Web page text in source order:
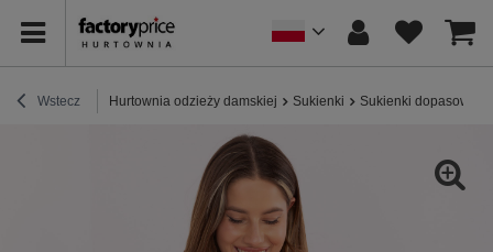
Wstecz Hurtownia odzieży damskiej Sukienki Sukienki dopasowane